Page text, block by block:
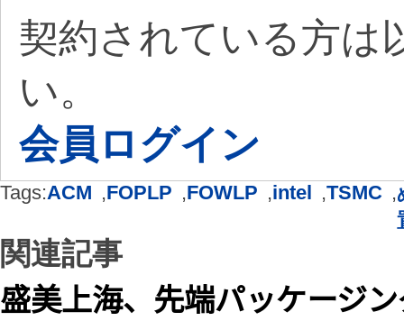
契約されている方は
い。
会員ログイン
Tags:ACM ,FOPLP ,FOWLP ,intel ,TSMC ,
関連記事
盛美上海、先端パッケージ